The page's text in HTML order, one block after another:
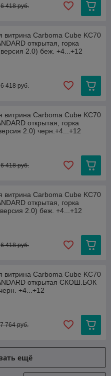
6 418 руб.
витрина Carboma Cube KC70
открытая, горка
2.0) беж. +4...+12
6 418 руб.
витрина Carboma Cube KC70
открытая, горка
2.0) черн.+4...+12
6 418 руб.
витрина Carboma Cube KC70
открытая, горка
2.0) беж. +4...+12
6 418 руб.
витрина Carboma Cube KC70
открытая СКОШ.БОК
+4...+12
7 764 руб.
ещё